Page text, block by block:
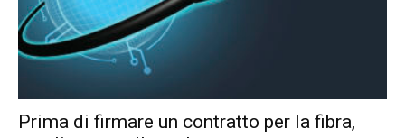
Prima di firmare un contratto per la fibra,